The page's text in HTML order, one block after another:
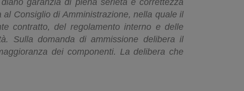
garanzia di piena serietà e correttezza
al Consiglio di Amministrazione, nella quale il
contratto, del regolamento interno e delle
Sulla domanda di ammissione delibera il
dei componenti. La delibera che